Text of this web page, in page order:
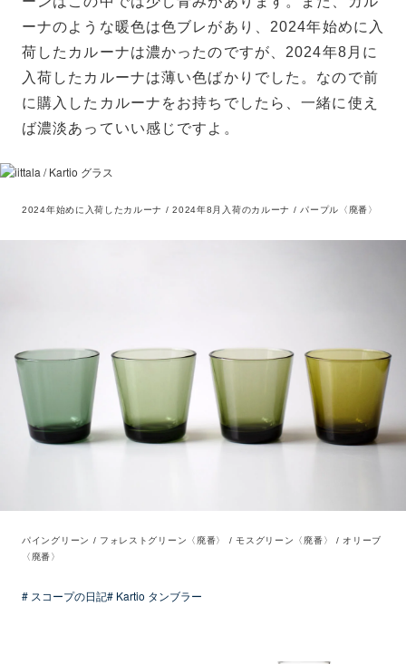
ーナのような暖色は色ブレがあり、2024年始めに入
荷したカルーナは濃かったのですが、2024年8月に
入荷したカルーナは薄い色ばかりでした。なので前
に購入したカルーナをお持ちでしたら、一緒に使え
ば濃淡あっていい感じですよ。
2024年始めに入荷したカルーナ / 2024年8月入荷のカルーナ / パープル〈廃番〉
パイングリーン / フォレストグリーン〈廃番〉 / モスグリーン〈廃番〉 / オリーブ
〈廃番〉
# スコープの日記# Kartio タンブラー